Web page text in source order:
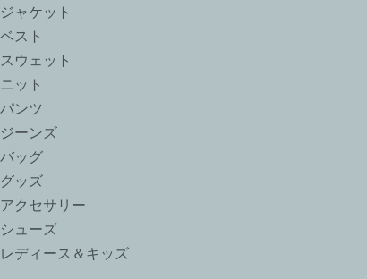
ジャケット
ベスト
スウェット
ニット
パンツ
ジーンズ
バッグ
グッズ
アクセサリー
シューズ
レディース＆キッズ